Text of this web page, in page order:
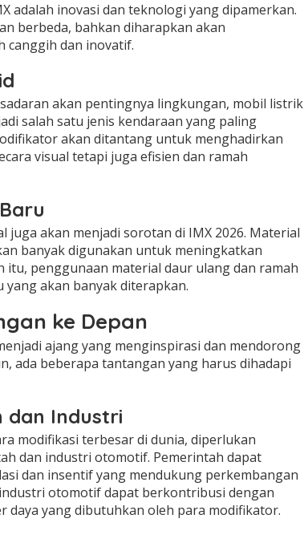
adalah inovasi dan teknologi yang dipamerkan.
berbeda, bahkan diharapkan akan
canggih dan inovatif.
akan pentingnya lingkungan, mobil listrik
salah satu jenis kendaraan yang paling
akan ditantang untuk menghadirkan
visual tetapi juga efisien dan ramah
juga akan menjadi sorotan di IMX 2026. Material
banyak digunakan untuk meningkatkan
itu, penggunaan material daur ulang dan ramah
akan banyak diterapkan.
ke Depan
ajang yang menginspirasi dan mendorong
ada beberapa tantangan yang harus dihadapi
dan Industri
modifikasi terbesar di dunia, diperlukan
dan industri otomotif. Pemerintah dapat
dan insentif yang mendukung perkembangan
otomotif dapat berkontribusi dengan
daya yang dibutuhkan oleh para modifikator.